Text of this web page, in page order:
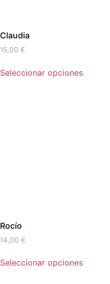
Claudia
15,00 €
Seleccionar opciones
Rocío
14,00 €
Seleccionar opciones